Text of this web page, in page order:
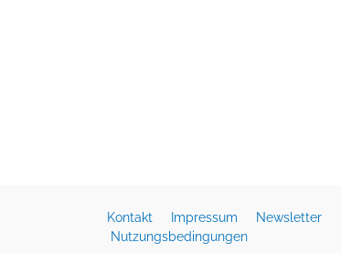
Kontakt Impressum Newsletter
Nutzungsbedingungen